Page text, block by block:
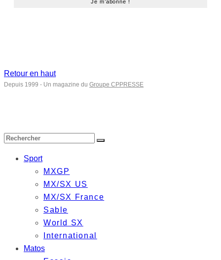
Retour en haut
Depuis 1999 - Un magazine du Groupe CPPRESSE
Sport
MXGP
MX/SX US
MX/SX France
Sable
World SX
International
Matos